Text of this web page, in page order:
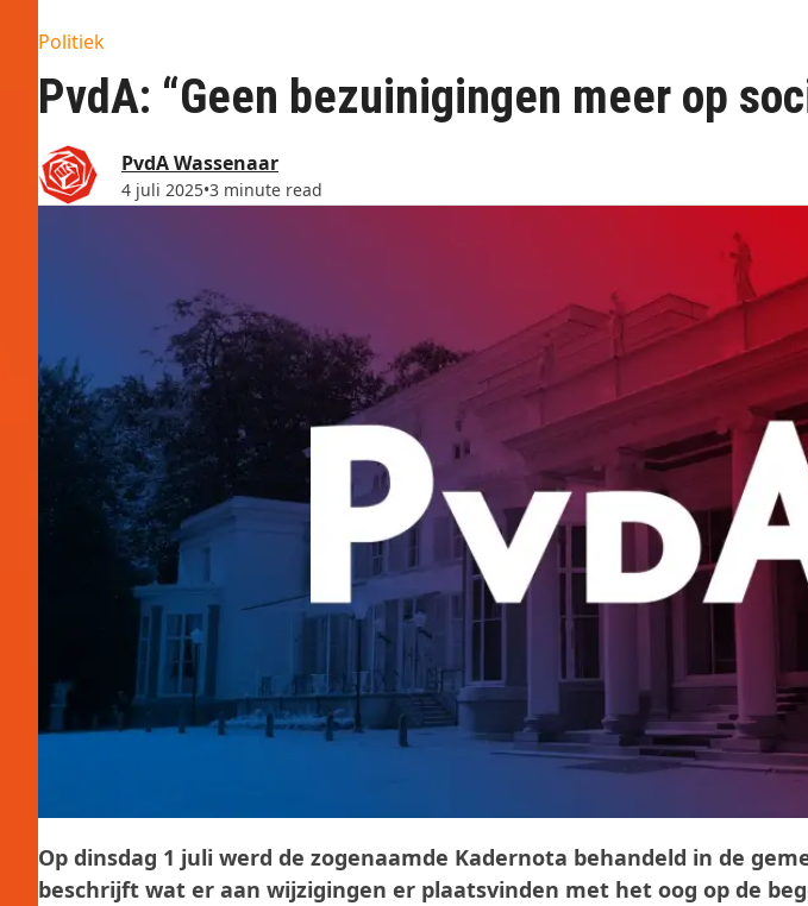
Politiek
PvdA: “Geen bezuinigingen meer op
PvdA Wassenaar
4 juli 2025•3 minute read
Op dinsdag 1 juli werd de zogenaamde Kadernota behandeld in de
beschrijft wat er aan wijzigingen er plaatsvinden met het oog op de